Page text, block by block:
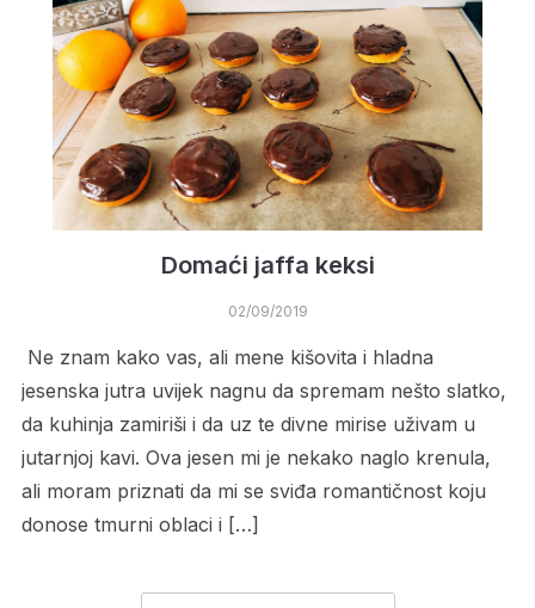
Domaći jaffa keksi
02/09/2019
Ne znam kako vas, ali mene kišovita i hladna
jesenska jutra uvijek nagnu da spremam nešto slatko,
da kuhinja zamiriši i da uz te divne mirise uživam u
jutarnjoj kavi. Ova jesen mi je nekako naglo krenula,
ali moram priznati da mi se sviđa romantičnost koju
donose tmurni oblaci i […]